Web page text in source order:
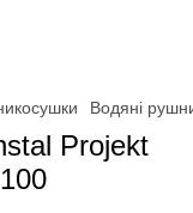
Водяні
Projekt